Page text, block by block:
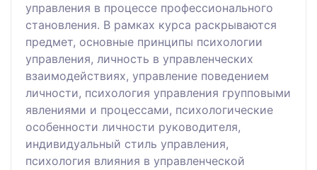
управления в процессе профессионального
становления. В рамках курса раскрываются
предмет, основные принципы психологии
управления, личность в управленческих
взаимодействиях, управление поведением
личности, психология управления групповыми
явлениями и процессами, психологические
особенности личности руководителя,
индивидуальный стиль управления,
психология влияния в управленческой